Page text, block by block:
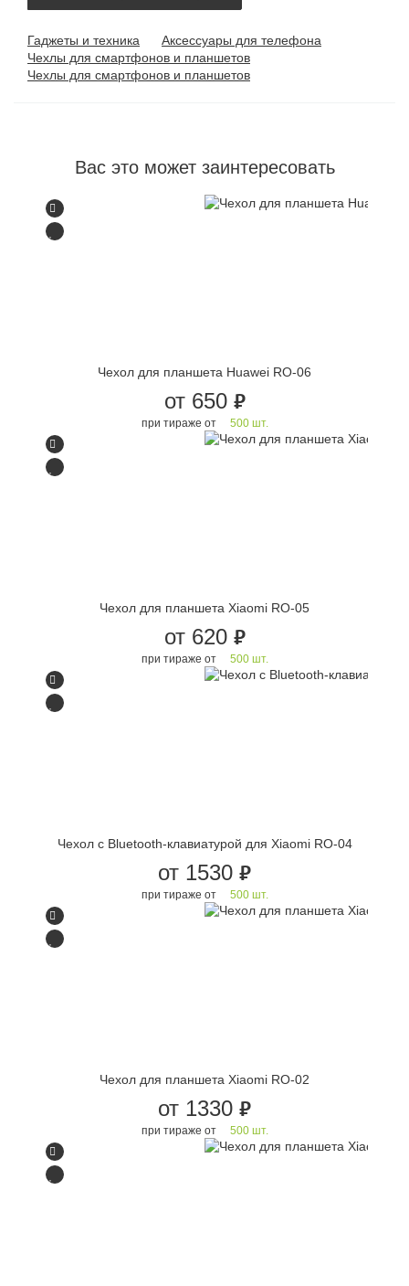
Гаджеты и техника
Аксессуары для телефона
Чехлы для смартфонов и планшетов
Чехлы для смартфонов и планшетов
Вас это может заинтересовать
Чехол для планшета Huawei RO-06
от 650 руб.
при тираже от 500 шт.
Чехол для планшета Xiaomi RO-05
от 620 руб.
при тираже от 500 шт.
Чехол с Bluetooth-клавиатурой для Xiaomi RO-04
от 1530 руб.
при тираже от 500 шт.
Чехол для планшета Xiaomi RO-02
от 1330 руб.
при тираже от 500 шт.